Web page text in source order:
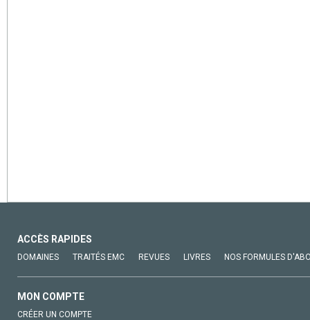
ACCÈS RAPIDES
DOMAINES TRAITÉS EMC REVUES LIVRES NOS FORMULES
MON COMPTE
CRÉER UN COMPTE